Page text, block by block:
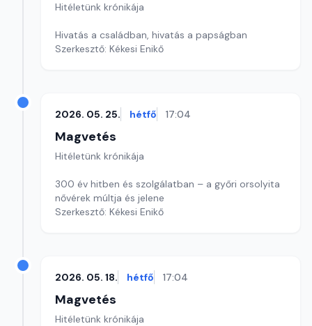
Hitéletünk krónikája
Hivatás a családban, hivatás a papságban
Szerkesztő: Kékesi Enikő
2026. 05. 25. hétfő 17:04
Magvetés
Hitéletünk krónikája
300 év hitben és szolgálatban – a győri orsolyita
nővérek múltja és jelene
Szerkesztő: Kékesi Enikő
2026. 05. 18. hétfő 17:04
Magvetés
Hitéletünk krónikája